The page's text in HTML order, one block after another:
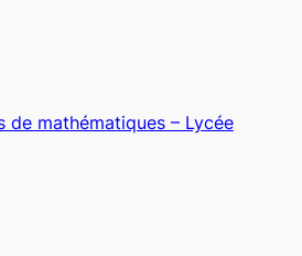
de mathématiques – Lycée